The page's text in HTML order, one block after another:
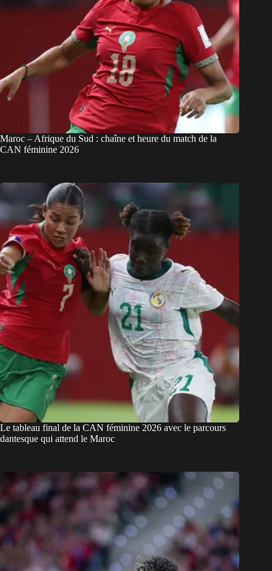
Maroc – Afrique du Sud : chaîne et heure du match de la
CAN féminine 2026
Le tableau final de la CAN féminine 2026 avec le parcours
dantesque qui attend le Maroc